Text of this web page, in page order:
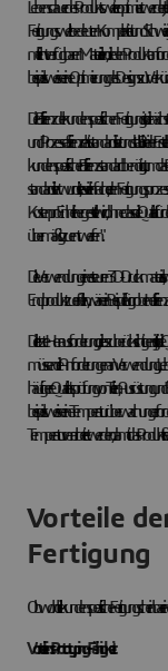
Lebensdauer des Produkts weiter optimiert werden.
Fertigungswelt bedeuten Komplexität und
mit leicht verfügbaren Materialien, die den
beispielsweise eine Optimierung des Designs zur
Die Effizienz der kundenspezifischen Fertigung ist die
und Prozesseffizienz relativ standardisiert und stabil. Bei
kundenspezifischer Effizienzstandard benötigt, um
standardisiert wurde, ist es viel einfacher, den
Kosten pro Einheit hergestellt wird, ohne dass die
übermäßig zu entwerfen".
Die Verwendung eines teuren 3D-Druckmaterials,
Endprodukt zu erfüllen, wäre ein Beispiel für grobe Ineffizienz.
Die letzte Herausforderung, die es zu berücksichtigen gilt,
müssen die Anforderungen an Verwendung,
häufigere Qualitätsprüfung von Teilen, Ausrüstung
beispielsweise eine Temperaturüberwachung
Temperatur verarbeitet werden, damit das Produkt
Vorteile
Fertigung
Obwohl die kundenspezifische Fertigung scheinbar
Vorteil eins: Prototyping-Fähigkeit